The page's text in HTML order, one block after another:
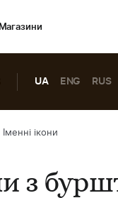
Магазини
UA ENG RUS
Іменні ікони
з